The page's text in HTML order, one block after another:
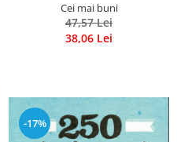
Cei mai buni
47,57 Lei
38,06 Lei
-17%